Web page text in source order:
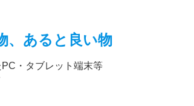
、あると良い物
PC・タブレット端末等